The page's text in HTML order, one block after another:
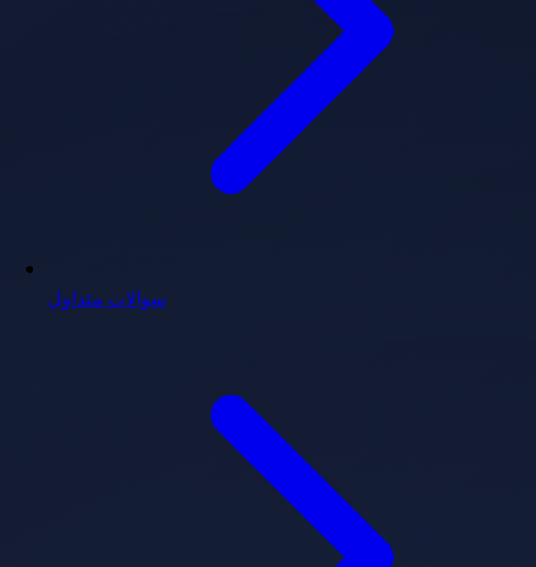
سوالات متداول